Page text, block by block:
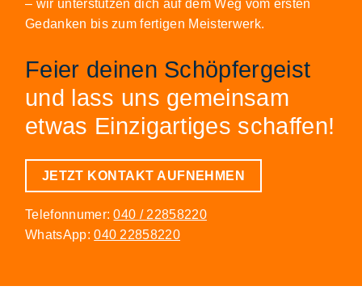
– wir unterstützen dich auf dem Weg vom ersten
Gedanken bis zum fertigen Meisterwerk.
Feier deinen Schöpfergeist
und lass uns gemeinsam
etwas Einzigartiges schaffen!
JETZT KONTAKT AUFNEHMEN
Telefonnumer:040 / 22858220
WhatsApp:040 22858220